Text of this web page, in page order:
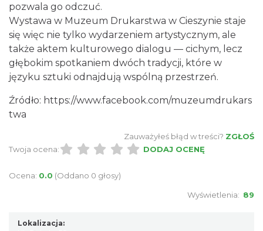
Cieszyn
2026-09-12
0.09 km
„Daniec kontra Kryszak”
0.11 km
pozwala go odczuć.
Wystawa w Muzeum Drukarstwa w Cieszynie staje
się więc nie tylko wydarzeniem artystycznym, ale
także aktem kulturowego dialogu — cichym, lecz
głębokim spotkaniem dwóch tradycji, które w
języku sztuki odnajdują wspólną przestrzeń.
Źródło: https://www.facebook.com/muzeumdrukars
twa
Zauważyłeś błąd w treści? ZGŁOŚ
Twoja ocena:
DODAJ OCENĘ
Ocena: 0.0 (Oddano 0 głosy)
Wyświetlenia: 89
Lokalizacja: